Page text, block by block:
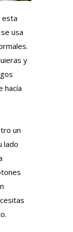
esta
usa
y
hacía
un
lado